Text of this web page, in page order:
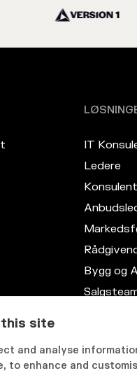
site
and analyse
to enhance and
IT
Ledere
Bygg og
HR